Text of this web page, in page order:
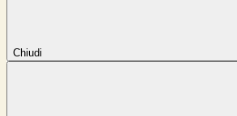
Chiudi